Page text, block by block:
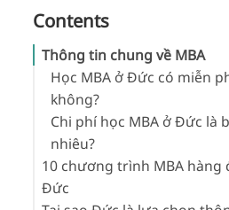
Contents
Thông tin chung về MBA
Học MBA ở Đức có miễn
không?
Chi phí học MBA ở Đức là
nhiêu?
10 chương trình MBA hàng
Đức